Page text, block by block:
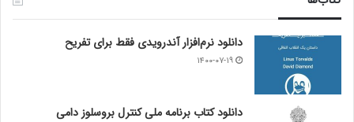
دانلود نرم‌افزار آندرویدی فقط برای تفریح
۱۴۰۰-۰۷-۱۹
دانلود کتاب برنامه ملی کنترل بروسلوز دامی